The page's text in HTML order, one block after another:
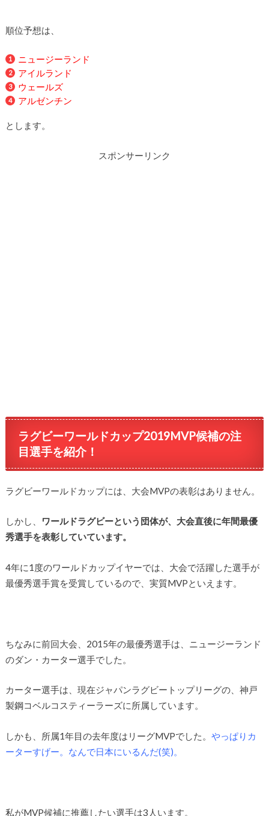
順位予想は、
ニュージーランド
アイルランド
ウェールズ
アルゼンチン
とします。
スポンサーリンク
ラグビーワールドカップ2019MVP候補の注
目選手を紹介！
ラグビーワールドカップには、大会MVPの表彰はありません。
しかし、
ワールドラグビーという団体が、大会直後に年間最優
秀選手を表彰していています。
4年に1度のワールドカップイヤーでは、大会で活躍した選手が
最優秀選手賞を受賞しているので、実質MVPといえます。
ちなみに前回大会、2015年の最優秀選手は、ニュージーランド
のダン・カーター選手でした。
カーター選手は、現在ジャパンラグビートップリーグの、神戸
製鋼コベルコスティーラーズに所属しています。
しかも、所属1年目の去年度はリーグMVPでした。 やっぱりカ
ーターすげー。なんで日本にいるんだ(笑)。
私がMVP候補に推薦したい選手は3人います。